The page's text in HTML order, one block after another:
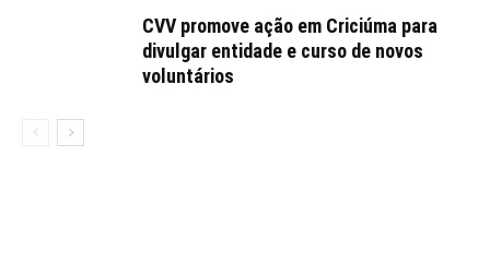
CVV promove ação em Criciúma para
divulgar entidade e curso de novos
voluntários